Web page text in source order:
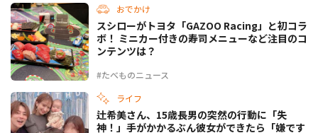
おでかけ
#たべものニュース
スシローがトヨタ「GAZOO Racing」と初コラ
ボ！ ミニカー付きの寿司メニューなど注目のコ
ンテンツは？
ライフ
辻希美さん、15歳長男の突然の行動に「失
神！」手がかかるぶん彼女ができたら「嫌です